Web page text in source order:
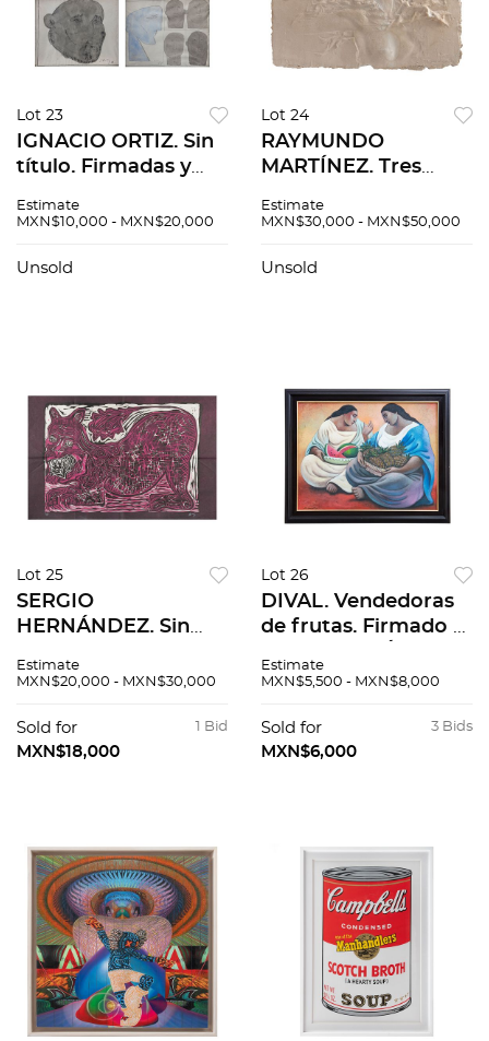
Lot 23
IGNACIO ORTIZ. Sin
título. Firmadas y
acuarela sobre
c/u. Pzas: 4
Estimate
MXN$10,000 - MXN$20,000
Unsold
Lot 24
RAYMUNDO
MARTÍNEZ. Tres
Firmado. Relieve en
58 x 77 cm. Con
Estimate
MXN$30,000 - MXN$50,000
Unsold
Lot 25
SERGIO
HERNÁNDEZ. Sin
Xilografía sobre
79.5 x 121 cm
medidas totales
Estimate
MXN$20,000 - MXN$30,000
1 Bid
Sold for
MXN$18,000
Lot 26
DIVAL. Vendedoras
de frutas. Firmado y
sobre tela. 70 x 90
Estimate
MXN$5,500 - MXN$8,000
3 Bids
Sold for
MXN$6,000